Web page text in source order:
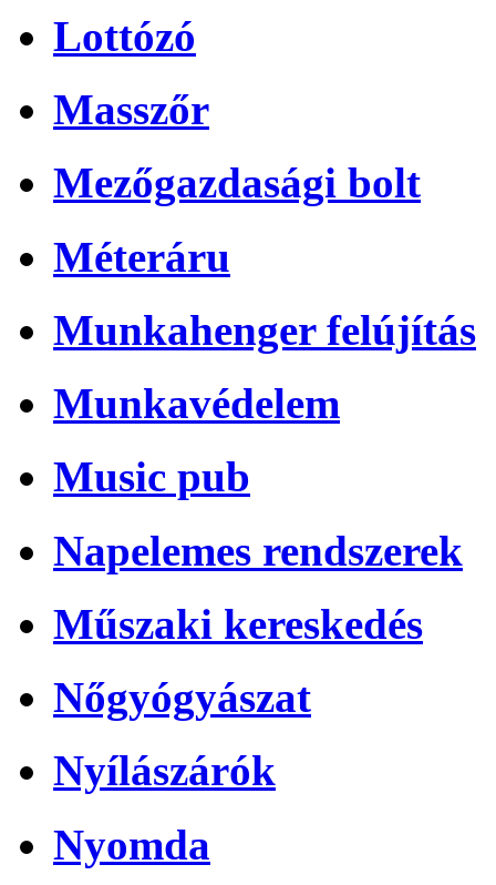
Lottózó
Masszőr
Mezőgazdasági bolt
Méteráru
Munkahenger felújítás
Munkavédelem
Music pub
Napelemes rendszerek
Műszaki kereskedés
Nőgyógyászat
Nyílászárók
Nyomda